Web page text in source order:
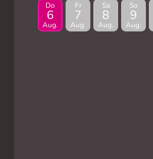
Do
6
Aug.
Fr
7
Aug.
Sa
8
Aug.
So
9
Aug.